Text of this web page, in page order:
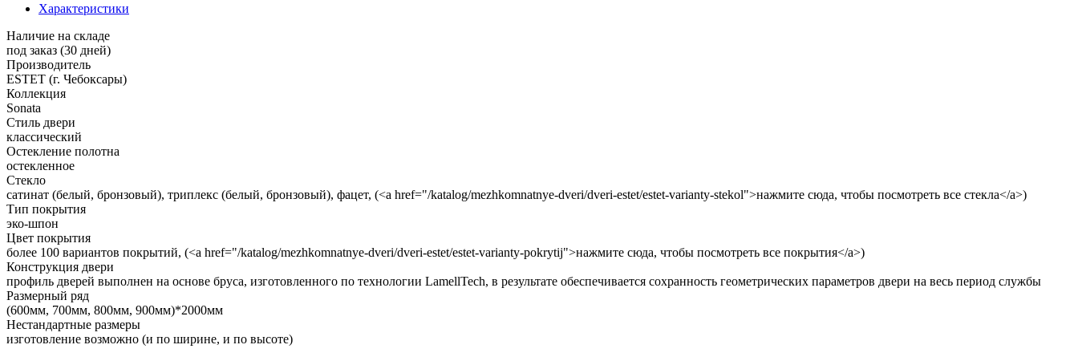
Характеристики
Наличие на складе
под заказ (30 дней)
Производитель
ESTET (г. Чебоксары)
Коллекция
Sonata
Стиль двери
классический
Остекление полотна
остекленное
Стекло
сатинат (белый, бронзовый), триплекс (белый, бронзовый), фацет, (<a href="/katalog/mezhkomnatnye-dveri/dveri-estet/estet-varianty-stekol">нажмите сюда, чтобы посмотреть все стекла</a>)
Тип покрытия
эко-шпон
Цвет покрытия
более 100 вариантов покрытий, (<a href="/katalog/mezhkomnatnye-dveri/dveri-estet/estet-varianty-pokrytij">нажмите сюда, чтобы посмотреть все покрытия</a>)
Конструкция двери
профиль дверей выполнен на основе бруса, изготовленного по технологии LamellTech, в результате обеспечивается сохранность геометрических параметров двери на весь период службы
Размерный ряд
(600мм, 700мм, 800мм, 900мм)*2000мм
Нестандартные размеры
изготовление возможно (и по ширине, и по высоте)